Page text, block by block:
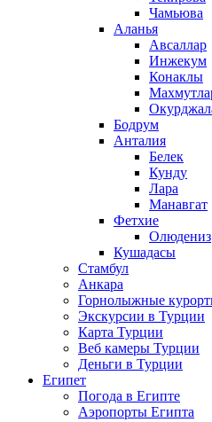
Чамьюва
Аланья
Авсаллар
Инжекум
Конаклы
Бодрум
Анталия
Белек
Кунду
Лара
Манавгат
Фетхие
Олюдениз
Кушадасы
Стамбул
Анкара
Горнолыжные
Экскурсии в Турции
Карта Турции
Веб камеры Турции
Деньги в Турции
Египет
Погода в Египте
Аэропорты Египта